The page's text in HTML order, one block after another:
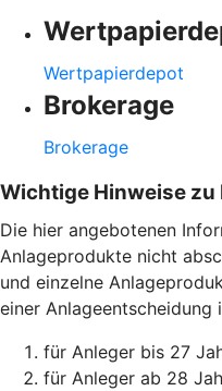
Wertpapierdepot
Brokerage
Brokerage
Wichtige Hinweise
Die hier angebotenen
Anlageprodukte nicht
und einzelne
einer Anlageentscheidung
für Anleger bis 27
für Anleger ab 28